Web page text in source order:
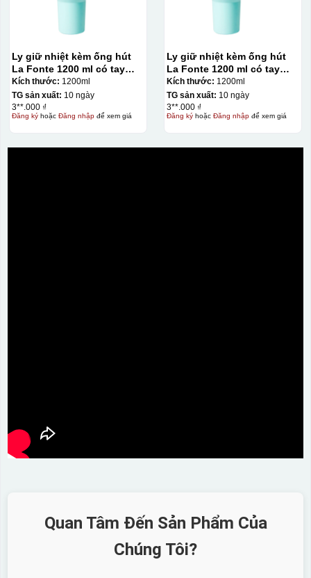
Ly giữ nhiệt kèm ống hút
La Fonte 1200 ml có tay
cầm – 012317
Kích thước: 1200ml
TG sản xuất: 10 ngày
3**.000 ₫
Đăng kýhoặc Đăng nhậpđể xem giá
Ly giữ nhiệt kèm ống hút
La Fonte 1200 ml có tay
cầm – 012317
Kích thước: 1200ml
TG sản xuất: 10 ngày
3**.000 ₫
Đăng kýhoặc Đăng nhậpđể xem giá
Quan Tâm Đến Sản Phẩm Của
Chúng Tôi?